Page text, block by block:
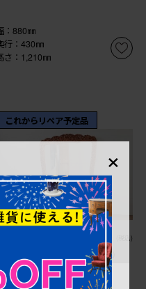
：880㎜
行：430㎜
さ：1,210㎜
これからリペア予定品
¥298,100 (税込)
¥208,670 (税込)
商品番号 R-077860
×